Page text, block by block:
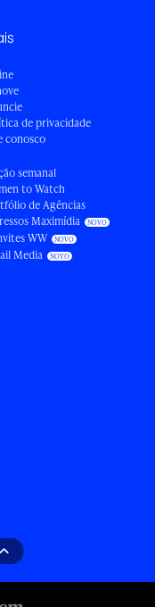
de privacidade
conosco
semanal
to Watch
de Agências
Maximídia
WW
Media